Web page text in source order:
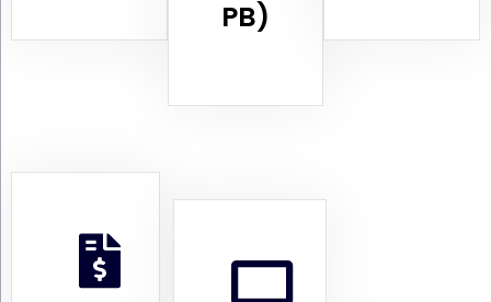
PB)